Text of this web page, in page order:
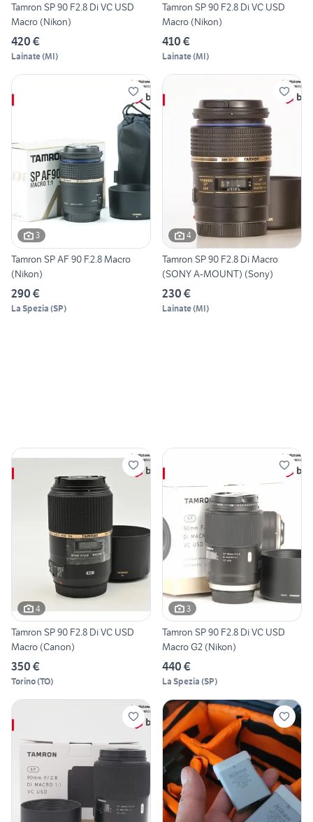
Tamron SP 90 F2.8 Di VC USD
Macro (Nikon)
420 €
Lainate(MI)
Tamron SP 90 F2.8 Di VC USD
Macro (Nikon)
410 €
Lainate(MI)
3
Tamron SP AF 90 F.2.8 Macro
(Nikon)
290 €
La Spezia (SP)
4
Tamron SP 90 F2.8 Di Macro
(SONY A-MOUNT) (Sony)
230 €
Lainate(MI)
4
Tamron SP 90 F2.8 Di VC USD
Macro (Canon)
350 €
Torino(TO)
3
Tamron SP 90 F2.8 Di VC USD
Macro G2 (Nikon)
440 €
La Spezia (SP)